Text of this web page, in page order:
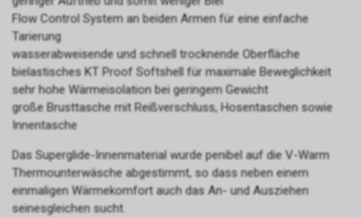
Flow Control System an beiden Armen für eine einfache
Tarierung
wasserabweisende und schnell trocknende Oberfläche
bielastisches KT Proof Softshell für maximale Beweglichkeit
sehr hohe Wärmeisolation bei geringem Gewicht
große Brusttasche mit Reißverschluss, Hosentaschen sowie
Innentasche
Das Superglide-Innenmaterial wurde penibel auf die V-Warm
Thermounterwäsche abgestimmt, so dass neben einem
einmaligen Wärmekomfort auch das An- und Ausziehen
seinesgleichen sucht.